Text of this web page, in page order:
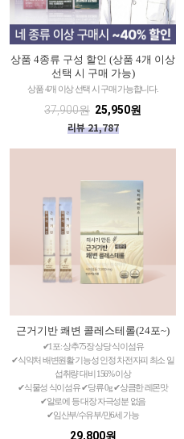
상품 4종류 구성 할인 (상품 4개 이상
선택 시 구매 가능)
상품 4개 이상 선택 시 구매 가능합니다.
37,900원 25,950원
리뷰 21,787
근거기반 쾌변 콜레스테롤(24포~)
✔1포: 상추75장 상당 식이섬유
✔식약처 배변원활 기능성 인정 차전자피 최소 일
섭취량 대비 156% 이상
✔식물성 식이섬유 ✔당류 0g ✔상큼한 레몬맛
✔알로에 등 대장 자극성분 없음
✔임산부/수유부/만6세 가능
29,800원